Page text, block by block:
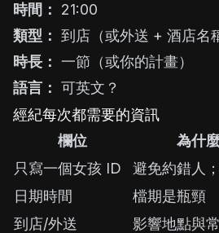
時間：
21:00
類型： 到店（或外送 + 酒店名
時長： 一節（或你的計畫）
語言： 可英文？
經紀每次都需要的資訊
欄位
為什
只寫一個女孩 ID
避免約錯人
日期時間
檔期是瓶頸
到店/外送
影響地點與